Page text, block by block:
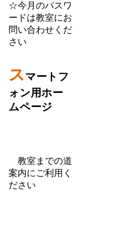
☆今月のパスワ
ードは教室にお
問い合わせくだ
さい
スマートフ
ォン用ホー
ムページ
教室までの道
案内にご利用く
ださい